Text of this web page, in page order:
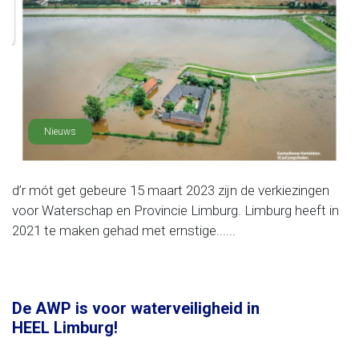
Nieuws
d’r mót get gebeure 15 maart 2023 zijn de verkiezingen
voor Waterschap en Provincie Limburg. Limburg heeft in
2021 te maken gehad met ernstige......
De AWP is voor waterveiligheid in
HEEL Limburg!